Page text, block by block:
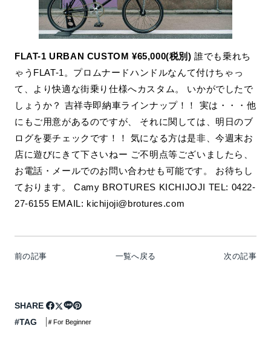
FLAT-1 URBAN CUSTOM ¥65,000(税別) 誰でも乗れち
ゃうFLAT-1。プロムナードハンドルなんて付けちゃっ
て、より快適な街乗り仕様へカスタム。 いかがでしたで
しょうか？ 吉祥寺即納車ラインナップ！！ 実は・・・他
にもご用意があるのですが、 それに関しては、明日のブ
ログを要チェックです！！ 気になる方は是非、今週末お
店に遊びにきて下さいねー ご不明点等ございましたら、
お電話・メールでのお問い合わせも可能です。 お待ちし
ております。 Camy BROTURES KICHIJOJI TEL: 0422-
27-6155 EMAIL: kichijoji@brotures.com
前の記事 一覧へ戻る 次の記事
SHARE
#TAG
＃For Beginner